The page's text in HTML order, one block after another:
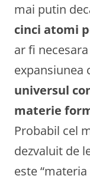
mai putin
cinci atomi
ar fi
expansiunea
universul
materie
Probabil cel
dezvaluit de
este